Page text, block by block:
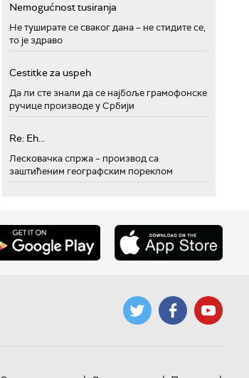
Nemogućnost tusiranja
Не туширате се сваког дана – не стидите се,
то је здраво
Cestitke za uspeh
Да ли сте знали да се најбоље грамофонске
ручице производе у Србији
Re: Eh...
Лесковачка спржа – производ са
заштићеним географским пореклом